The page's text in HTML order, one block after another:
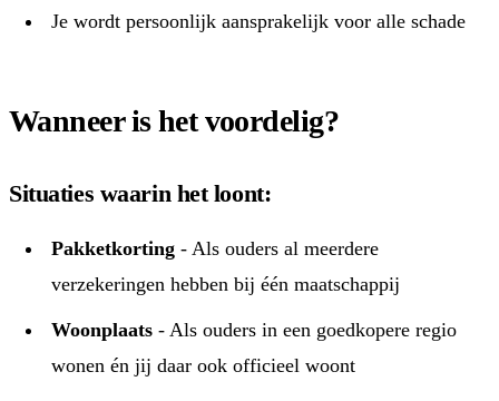
Je wordt persoonlijk aansprakelijk voor alle schade
Wanneer is het voordelig?
Situaties waarin het loont:
Pakketkorting - Als ouders al meerdere
verzekeringen hebben bij één maatschappij
Woonplaats - Als ouders in een goedkopere regio
wonen én jij daar ook officieel woont